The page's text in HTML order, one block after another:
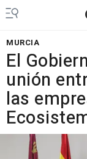
MURCIA
El
unión
las